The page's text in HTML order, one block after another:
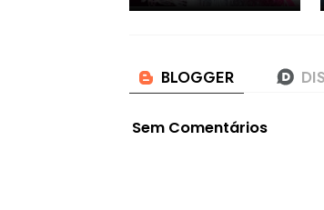
Sem Comentários